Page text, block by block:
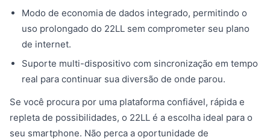
Modo de economia de dados integrado, permitindo o
uso prolongado do 22LL sem comprometer seu plano
de internet.
Suporte multi-dispositivo com sincronização em tempo
real para continuar sua diversão de onde parou.
Se você procura por uma plataforma confiável, rápida e
repleta de possibilidades, o 22LL é a escolha ideal para o
seu smartphone. Não perca a oportunidade de